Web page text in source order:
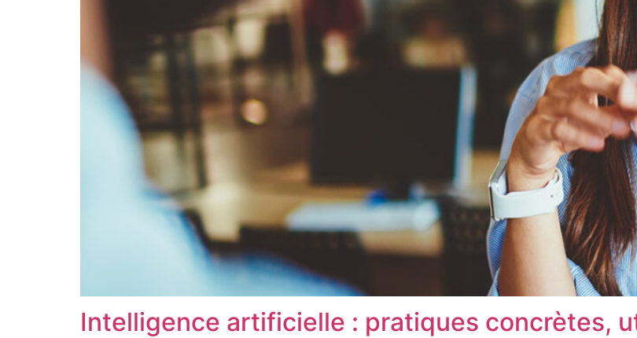
Intelligence artificielle : pratiques concrètes,